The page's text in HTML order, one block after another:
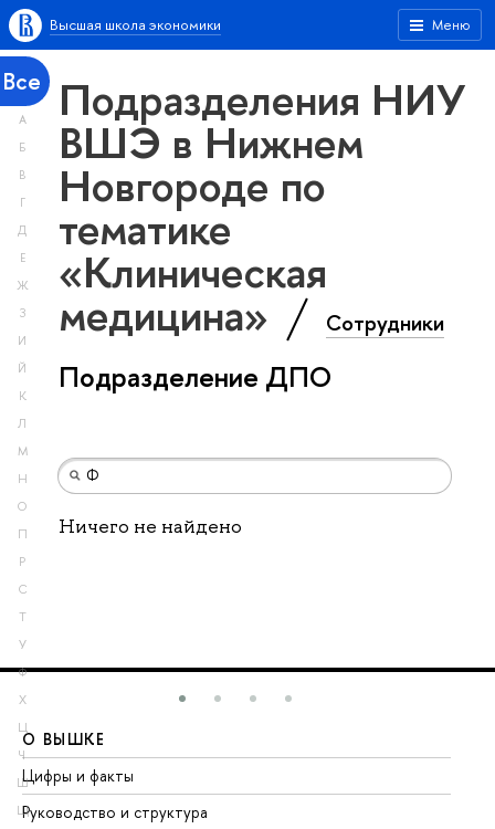
Меню
Высшая школа экономики
Все
А
Б
В
Г
Д
Е
Ж
З
И
Й
К
Л
М
Н
О
П
Р
С
Т
У
Ф
Х
Ц
Ч
Ш
Щ
Подразделения НИУ
ВШЭ в Нижнем
Новгороде по
тематике
«Клиническая
медицина» Сотрудники
Подразделение ДПО
Ничего не найдено
О ВЫШКЕ
Цифры и факты
Руководство и структура